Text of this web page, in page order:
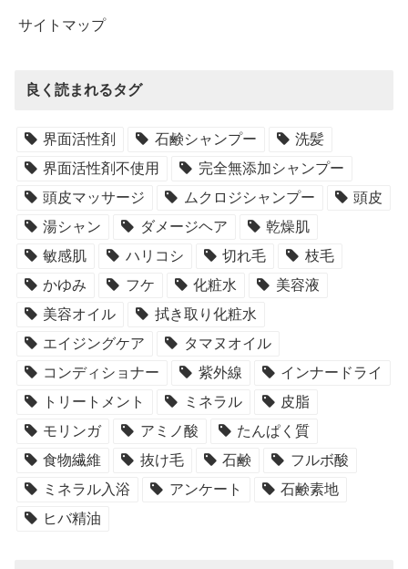
サイトマップ
良く読まれるタグ
界面活性剤 石鹸シャンプー
洗髪
界面活性剤不使用
完全無添加シャンプー
頭皮マッサージ
ムクロジシャンプー
頭皮
湯シャン
ダメージヘア
乾燥肌
敏感肌
ハリコシ 切れ毛
枝毛
かゆみ
フケ 化粧水
美容液
美容オイル
拭き取り化粧水
エイジングケア
タマヌオイル
コンディショナー
紫外線
インナードライ
トリートメント
ミネラル
皮脂
モリンガ
アミノ酸
たんぱく質
食物繊維
抜け毛 石鹸
フルボ酸
ミネラル入浴
アンケート
石鹸素地
ヒバ精油